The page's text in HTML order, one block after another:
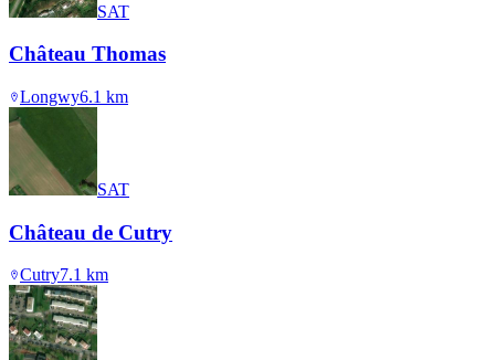
SAT
Château Thomas
Longwy6.1 km
SAT
Château de Cutry
Cutry7.1 km